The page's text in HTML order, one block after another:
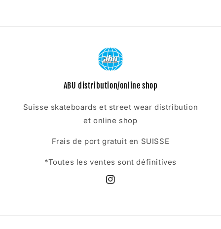
ABU distribution/online shop
Suisse skateboards et street wear distribution
et online shop
Frais de port gratuit en SUISSE
*Toutes les ventes sont définitives
Instagram